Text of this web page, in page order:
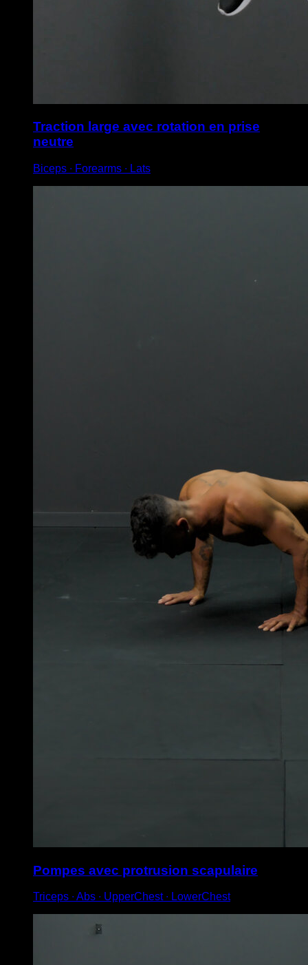
Traction large avec rotation en prise
neutre
Biceps ∙ Forearms ∙ Lats
Pompes avec protrusion scapulaire
Triceps ∙ Abs ∙ UpperChest ∙ LowerChest